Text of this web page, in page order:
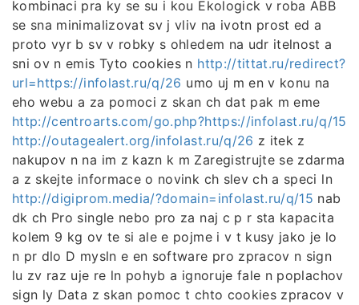
kombinaci pra ky se su i kou Ekologick v roba ABB
se sna minimalizovat sv j vliv na ivotn prost ed a
proto vyr b sv v robky s ohledem na udr itelnost a
sni ov n emis Tyto cookies n http://tittat.ru/redirect?
url=https://infolast.ru/q/26 umo uj m en v konu na
eho webu a za pomoci z skan ch dat pak m eme
http://centroarts.com/go.php?https://infolast.ru/q/15
http://outagealert.org/infolast.ru/q/26 z itek z
nakupov n na im z kazn k m Zaregistrujte se zdarma
a z skejte informace o novink ch slev ch a speci ln
http://digiprom.media/?domain=infolast.ru/q/15 nab
dk ch Pro single nebo pro za naj c p r sta kapacita
kolem 9 kg ov te si ale e pojme i v t kusy jako je lo
n pr dlo D mysln e en software pro zpracov n sign
lu zv raz uje re ln pohyb a ignoruje fale n poplachov
sign ly Data z skan pomoc t chto cookies zpracov v